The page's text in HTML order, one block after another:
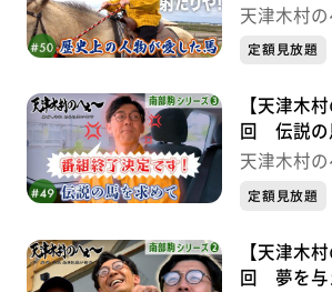
南部駒シリ
天津木村の
定額見放題
【天津木
回 伝説の
駒シリー
天津木村の
定額見放題
【天津木
回 夢を与